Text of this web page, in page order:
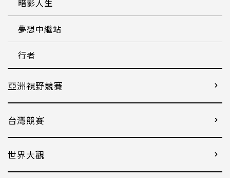
夢想中繼站
行者
亞洲視野競賽
台灣競賽
世界大觀